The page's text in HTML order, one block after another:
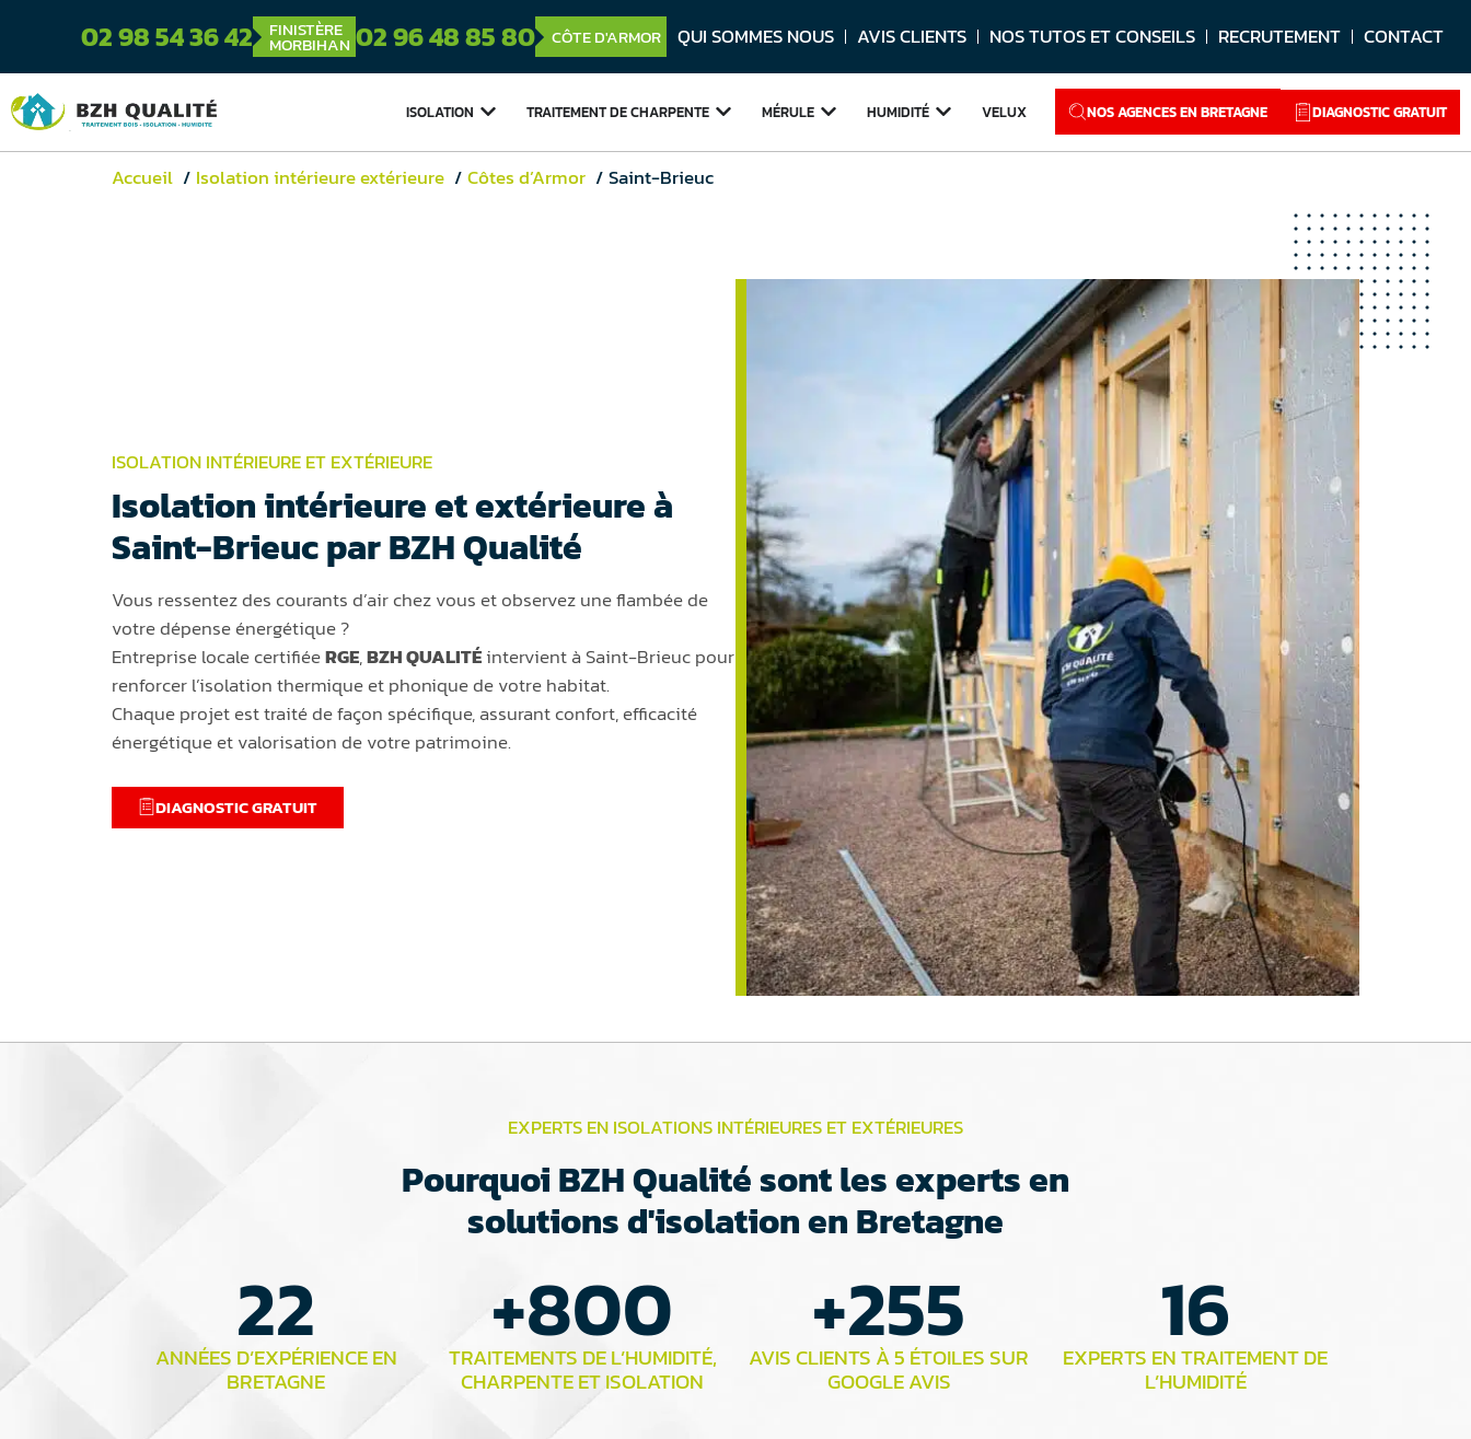
02 98 54 36 42 FINISTÈRE
MORBIHAN 02 96 48 85 80 CÔTE D'ARMOR QUI SOMMES NOUS AVIS CLIENTS NOS TUTOS ET CONSEILS RECRUTEMENT CONTACT
ISOLATION TRAITEMENT DECHARPENTE MÉRULE HUMIDITÉ VELUX NOS AGENCES EN BRETAGNE DIAGNOSTIC GRATUIT
Accueil Isolation intérieure extérieure Côtes d’Armor Saint-Brieuc
ISOLATION INTÉRIEURE ET EXTÉRIEURE
Isolation intérieure et extérieure à
Saint-Brieuc par BZH Qualité
Vous ressentez des courants d’air chez vous et observez une flambée de
votre dépense énergétique ?
Entreprise locale certifiéeRGE,BZH QUALITÉintervient à Saint-Brieuc pour
renforcer l’isolation thermique et phonique de votre habitat.
Chaque projet est traité de façon spécifique, assurant confort, efficacité
énergétique et valorisation de votre patrimoine.
DIAGNOSTIC GRATUIT
EXPERTS EN ISOLATIONS INTÉRIEURES ET EXTÉRIEURES
Pourquoi BZH Qualité sont les experts en
solutions d'isolation en Bretagne
ANNÉES D’EXPÉRIENCE EN
BRETAGNE
22 TRAITEMENTS DE L’HUMIDITÉ,
CHARPENTE ET ISOLATION
+800 AVIS CLIENTS À 5 ÉTOILES SUR
GOOGLE AVIS
+255 EXPERTS EN TRAITEMENT DE
L’HUMIDITÉ
16